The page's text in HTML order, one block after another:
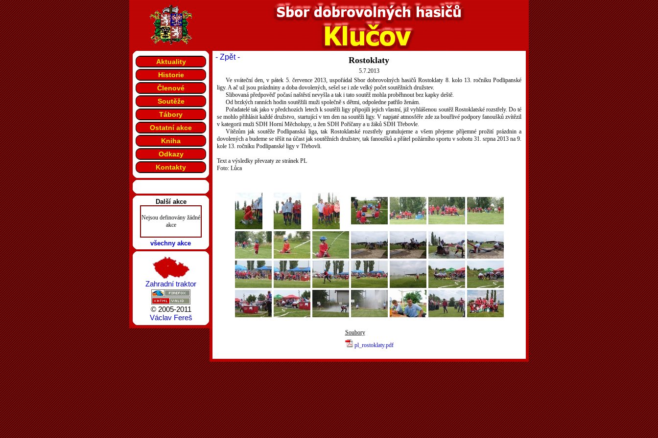
- Zpět - Rostoklaty
5.7.2013
Ve sváteční den, v pátek 5. července 2013, uspořádal Sbor dobrovolných hasičů Rostoklaty 8. kolo 13. ročníku Podlipanské
ligy. A ač už jsou prázdniny a doba dovolených, sešel se i zde velký počet soutěžních družstev.
Slibovaná předpověď počasí naštěstí nevyšla a tak i tato soutěž mohla proběhnout bez kapky deště.
Od brzkých ranních hodin soutěžili muži společně s dětmi, odpoledne patřilo ženám.
Pořadatelé tak jako v předchozích letech k soutěži ligy připojili jejich vlastní, již vyhlášenou soutěž Rostoklatské rozstřely. Do té
se mohlo přihlásit každé družstvo, startující v ten den na soutěži ligy. V napjaté atmosféře zde za bouřlivé podpory fanoušků zvítězil
v kategorii muži SDH Horní Měcholupy, u žen SDH Poříčany a u žáků SDH Třebovle.
Vítězům jak soutěže Podlipanská liga, tak Rostoklatské rozstřely gratulujeme a všem přejeme příjemné prožití prázdnin a
dovolených a budeme se těšit na účast jak soutěžních družstev, tak fanoušků a přátel požárního sportu v sobotu 31. srpna 2013 na 9.
kole 13. ročníku Podlipanské ligy v Třebovli.
Text a výsledky převzaty ze stránek PL
Foto: Lůca
Soubory
pl_rostoklaty.pdf
Aktuality
Historie
Členové
Soutěže
Tábory
Ostatní akce
Kniha
Odkazy
Kontakty
Další akce
Nejsou definovány žádné
akce
všechny akce
Zahradní traktor
© 2005-2011
Václav Fereš